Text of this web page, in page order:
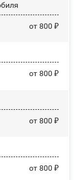
от 800 ₽
от 800 ₽
от 800 ₽
от 800 ₽